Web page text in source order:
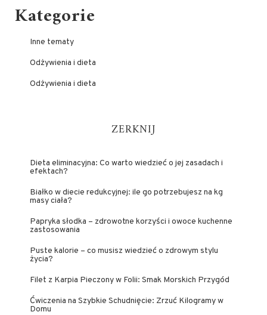
Kategorie
Inne tematy
Odżywienia i dieta
Odżywienia i dieta
ZERKNIJ
Dieta eliminacyjna: Co warto wiedzieć o jej zasadach i
efektach?
Białko w diecie redukcyjnej: ile go potrzebujesz na kg
masy ciała?
Papryka słodka – zdrowotne korzyści i owoce kuchenne
zastosowania
Puste kalorie – co musisz wiedzieć o zdrowym stylu
życia?
Filet z Karpia Pieczony w Folii: Smak Morskich Przygód
Ćwiczenia na Szybkie Schudnięcie: Zrzuć Kilogramy w
Domu